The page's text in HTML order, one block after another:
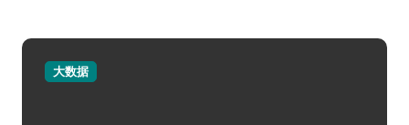
大数据